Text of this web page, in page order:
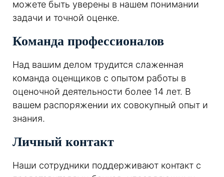
можете быть уверены в нашем понимании
задачи и точной оценке.
Команда профессионалов
Над вашим делом трудится слаженная
команда оценщиков с опытом работы в
оценочной деятельности более 14 лет. В
вашем распоряжении их совокупный опыт и
знания.
Личный контакт
Наши сотрудники поддерживают контакт с